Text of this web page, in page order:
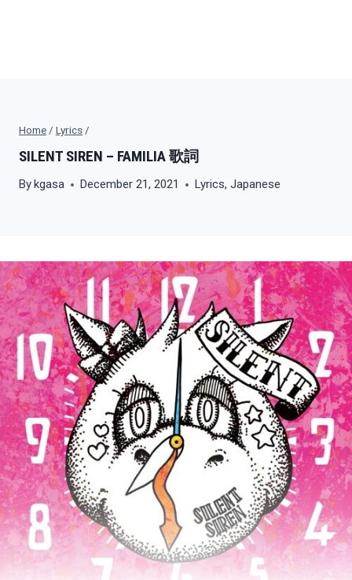
Home / Lyrics /
SILENT SIREN – FAMILIA 歌詞
Bykgasa December 21, 2021 Lyrics,Japanese